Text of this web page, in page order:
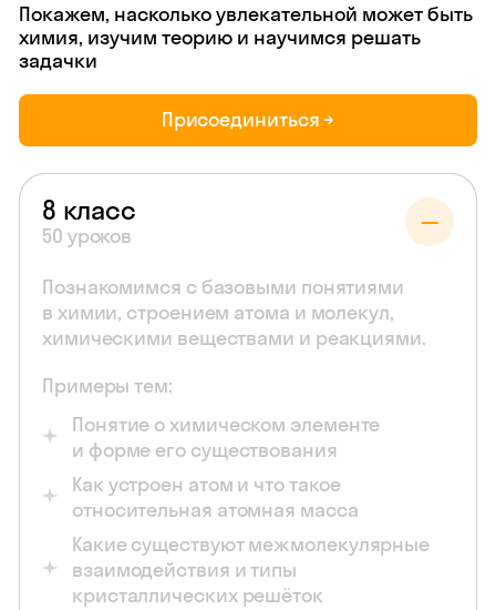
Покажем, насколько увлекательной может быть
химия, изучим теорию и научимся решать
задачки
Присоединиться →
8 класс
50 уроков
Познакомимся с базовыми понятиями
в химии, строением атома и молекул,
химическими веществами и реакциями.
Примеры тем:
Понятие о химическом элементе
и форме его существования
Как устроен атом и что такое
относительная атомная масса
Какие существуют межмолекулярные
взаимодействия и типы
кристаллических решёток